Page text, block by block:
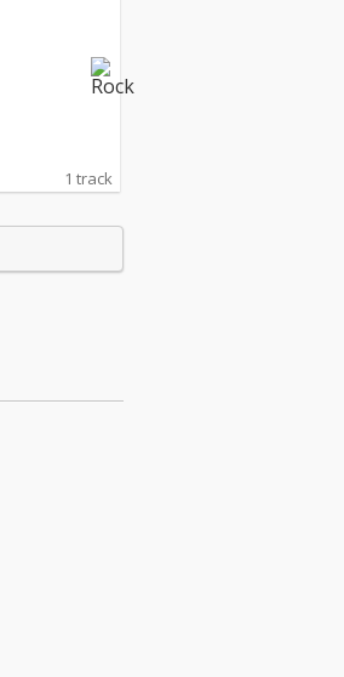
1 track